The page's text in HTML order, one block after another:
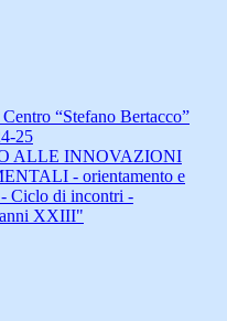
“Stefano Bertacco”
25
ALLE INNOVAZIONI
- orientamento e
- Ciclo di incontri -
XXIII"